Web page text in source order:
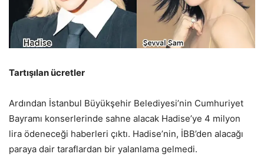
Tartışılan ücretler
Ardından İstanbul Büyükşehir Belediyesi’nin Cumhuriyet
Bayramı konserlerinde sahne alacak Hadise’ye 4 milyon
lira ödeneceği haberleri çıktı. Hadise’nin, İBB’den alacağı
paraya dair taraflardan bir yalanlama gelmedi.